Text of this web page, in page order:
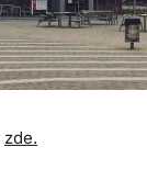
zde.